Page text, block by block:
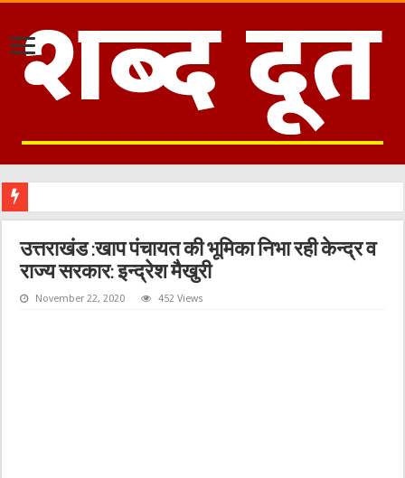
उत्तराखंड :खाप पंचायत की भूमिका निभा रही केन्द्र व
राज्य सरकार: इन्द्रेश मैखुरी
November 22, 2020 452 Views